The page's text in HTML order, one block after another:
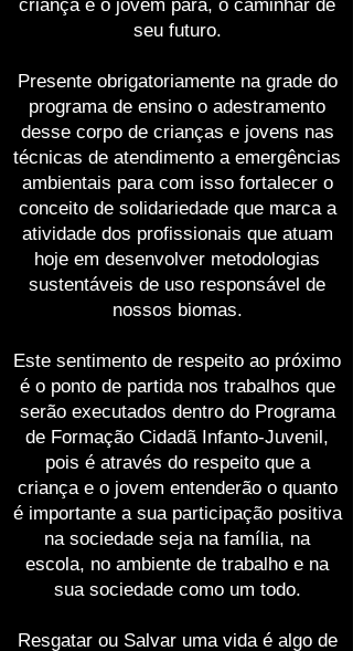
criança e o jovem para, o caminhar de
seu futuro.
Presente obrigatoriamente na grade do
programa de ensino o adestramento
desse corpo de crianças e jovens nas
técnicas de atendimento a emergências
ambientais para com isso fortalecer o
conceito de solidariedade que marca a
atividade dos profissionais que atuam
hoje em desenvolver metodologias
sustentáveis de uso responsável de
nossos biomas.
Este sentimento de respeito ao próximo
é o ponto de partida nos trabalhos que
serão executados dentro do Programa
de Formação Cidadã Infanto-Juvenil,
pois é através do respeito que a
criança e o jovem entenderão o quanto
é importante a sua participação positiva
na sociedade seja na família, na
escola, no ambiente de trabalho e na
sua sociedade como um todo.
Resgatar ou Salvar uma vida é algo de